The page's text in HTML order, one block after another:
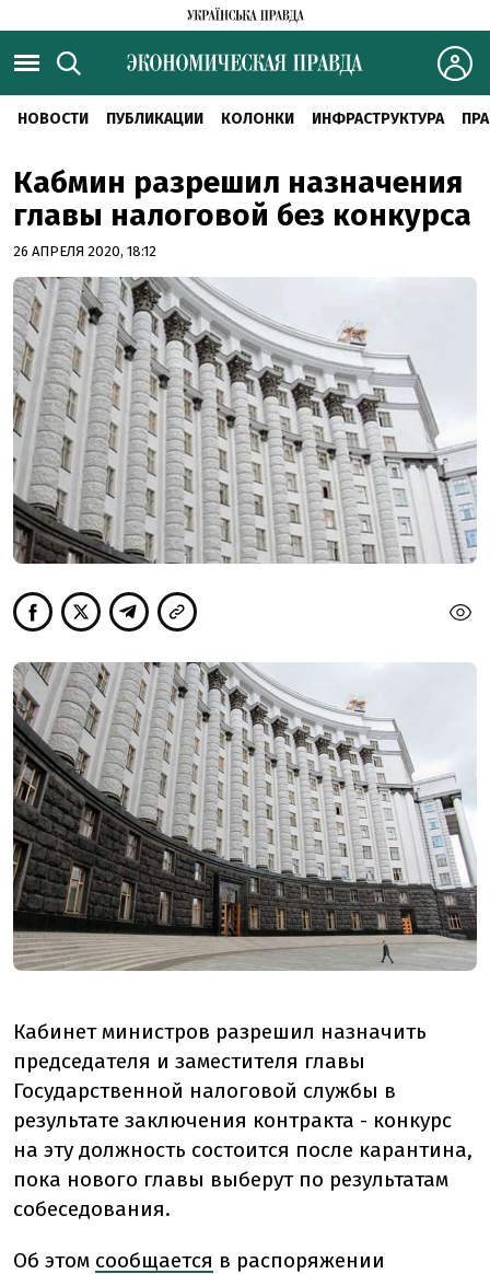
НОВОСТИ ПУБЛИКАЦИИ КОЛОНКИ ИНФРАСТРУКТУРА
Кабмин разрешил назначения
главы налоговой без конкурса
26 АПРЕЛЯ 2020, 18:12
Кабинет министров разрешил назначить
председателя и заместителя главы
Государственной налоговой службы в
результате заключения контракта - конкурс
на эту должность состоится после карантина,
пока нового главы выберут по результатам
собеседования.
Об этом сообщается в распоряжении